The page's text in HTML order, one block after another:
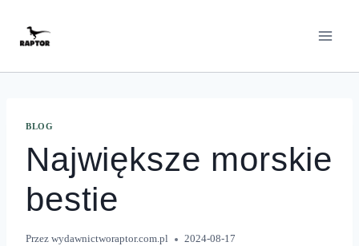
BLOG
Największe morskie
bestie
Przez wydawnictworaptor.com.pl 2024-08-17